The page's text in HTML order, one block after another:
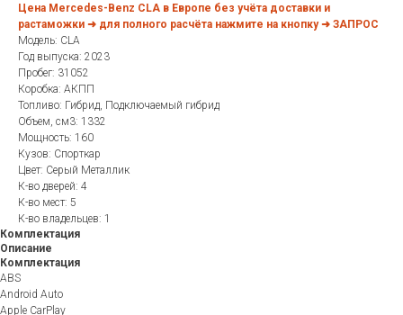
Цена Mercedes-Benz CLA в Европе без учёта доставки и
растаможки ➜ для полного расчёта нажмите на кнопку ➜ ЗАПРОС
Модель: CLA
Год выпуска: 2023
Пробег: 31052
Коробка: АКПП
Топливо: Гибрид, Подключаемый гибрид
Объем, см3: 1332
Мощность: 160
Кузов: Спорткар
Цвет: Серый Металлик
К-во дверей: 4
К-во мест: 5
К-во владельцев: 1
Комплектация
Описание
Комплектация
ABS
Android Auto
Apple CarPlay